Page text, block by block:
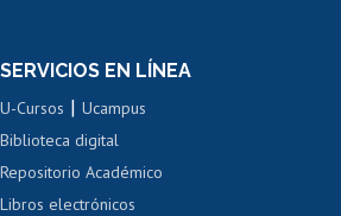
Cursos de español
SERVICIOS EN LÍNEA
U-Cursos |Ucampus
Biblioteca digital
Repositorio Académico
Libros electrónicos